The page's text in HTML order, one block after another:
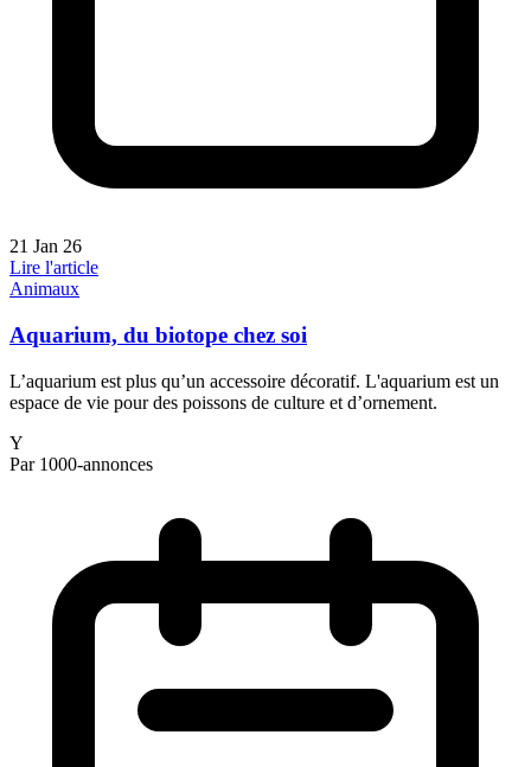
21 Jan 26
Lire l'article
Animaux
Aquarium, du biotope chez soi
L’aquarium est plus qu’un accessoire décoratif. L'aquarium est un
espace de vie pour des poissons de culture et d’ornement.
Y
Par 1000-annonces